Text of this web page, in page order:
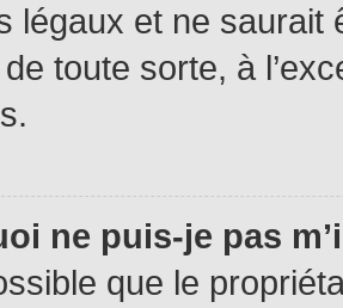
légaux et ne saurait
toute sorte, à
ne puis-je pas
que le